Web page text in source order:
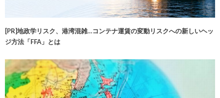
[PR]地政学リスク、港湾混雑…コンテナ運賃の変動リスクへの新しいヘッ
ジ方法「FFA」とは